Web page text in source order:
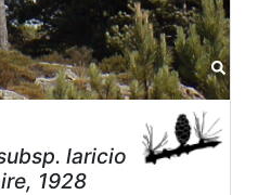
laricio
1928